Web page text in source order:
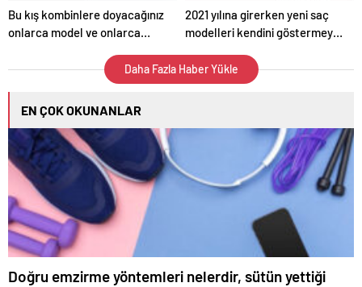
Bu kış kombinlere doyacağınız
onlarca model ve onlarca
2021 yılına girerken yeni saç
modelleri kendini göstermeye
Daha Fazla Haber Yükle
EN ÇOK OKUNANLAR
Doğru emzirme yöntemleri nelerdir, sütün yettiği